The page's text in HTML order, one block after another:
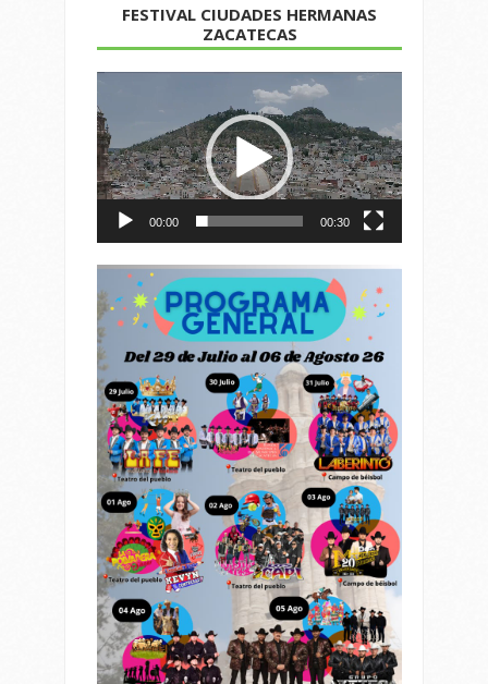
FESTIVAL CIUDADES HERMANAS
ZACATECAS
de
vídeo
00:00 00:30